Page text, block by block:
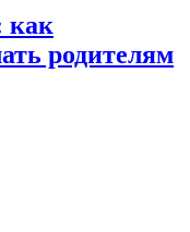
как
родителям